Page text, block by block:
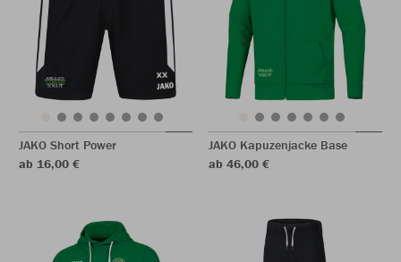
JAKO Short Power
ab 16,00 €
JAKO Kapuzenjacke Base
ab 46,00 €